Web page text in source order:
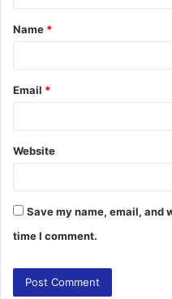
t
*
Name *
Email *
Website
Save my name, email, and
time I comment.